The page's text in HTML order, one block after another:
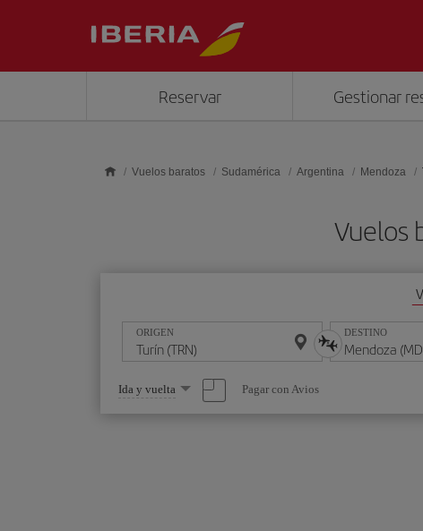
Reservar Gestionar
Vuelos baratos Sudamérica Argentina Mendoza
Vuelos
ORIGEN DESTINO
Seleccione
una
opción
Ida y vuelta Pagar con Avios